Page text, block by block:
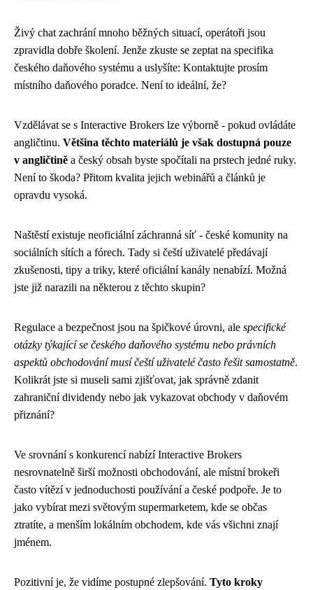
Živý chat zachrání mnoho běžných situací, operátoři jsou
zpravidla dobře školení. Jenže zkuste se zeptat na specifika
českého daňového systému a uslyšíte: Kontaktujte prosím
místního daňového poradce. Není to ideální, že?
Vzdělávat se s Interactive Brokers lze výborně - pokud ovládáte
angličtinu. Většina těchto materiálů je však dostupná pouze
v angličtině a český obsah byste spočítali na prstech jedné ruky.
Není to škoda? Přitom kvalita jejich webinářů a článků je
opravdu vysoká.
Naštěstí existuje neoficiální záchranná síť - české komunity na
sociálních sítích a fórech. Tady si čeští uživatelé předávají
zkušenosti, tipy a triky, které oficiální kanály nenabízí. Možná
jste již narazili na některou z těchto skupin?
Regulace a bezpečnost jsou na špičkové úrovni, ale specifické
otázky týkající se českého daňového systému nebo právních
aspektů obchodování musí čeští uživatelé často řešit samostatně.
Kolikrát jste si museli sami zjišťovat, jak správně zdanit
zahraniční dividendy nebo jak vykazovat obchody v daňovém
přiznání?
Ve srovnání s konkurencí nabízí Interactive Brokers
nesrovnatelně širší možnosti obchodování, ale místní brokeři
často vítězí v jednoduchosti používání a české podpoře. Je to
jako vybírat mezi světovým supermarketem, kde se občas
ztratíte, a menším lokálním obchodem, kde vás všichni znají
jménem.
Pozitivní je, že vidíme postupné zlepšování. Tyto kroky